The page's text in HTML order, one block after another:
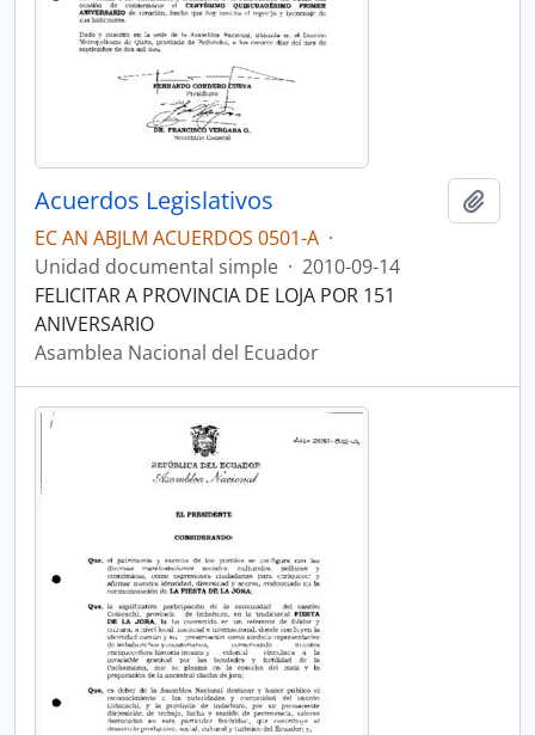
Acuerdos Legislativos
EC AN ABJLM ACUERDOS 0501-A ·
Unidad documental simple · 2010-09-14
FELICITAR A PROVINCIA DE LOJA POR 151
ANIVERSARIO
Asamblea Nacional del Ecuador